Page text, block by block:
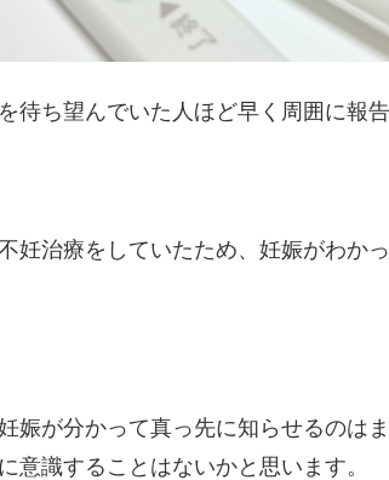
待ち望んでいた人ほど早く周囲に報
妊治療をしていたため、妊娠がわか
娠が分かって真っ先に知らせるのは
意識することはないかと思います。